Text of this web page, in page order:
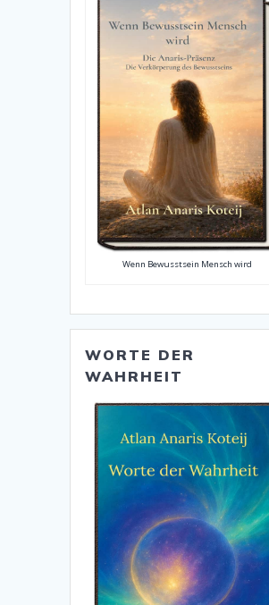
Wenn Bewusstsein Mensch wird
WORTE DER
WAHRHEIT